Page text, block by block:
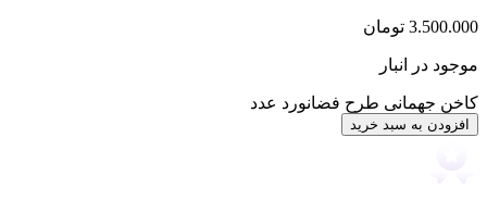
3.500.000 تومان
موجود در انبار
کاخن جهمانی طرح فضانورد عدد
افزودن به سبد خرید